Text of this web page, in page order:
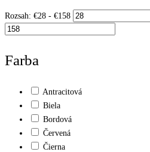
Rozsah: €28 - €158
Farba
Antracitová
Biela
Bordová
Červená
Čierna